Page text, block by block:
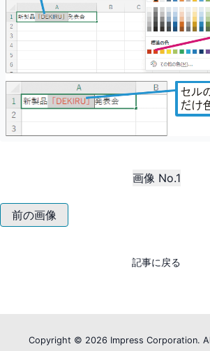
画像 No.1
前の画像
記事に戻る
Copyright © 2026 Impress Corporation.